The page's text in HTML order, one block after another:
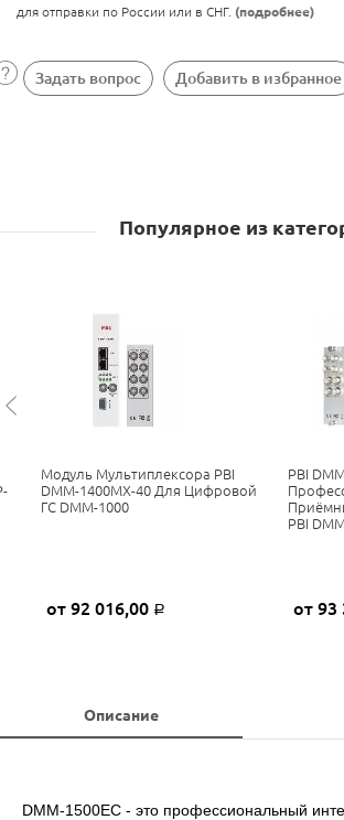
для отправки по России или в СНГ. (подробнее)
Задать вопрос Добавить в избранное
Популярное из
Модуль Мультиплексора PBI
DMM-1400MX-40 Для Цифровой
ГС DMM-1000
от 92 016,00 Р
PBI
PBI
от 93
Описание
DMM-1500EC - это профессиональный